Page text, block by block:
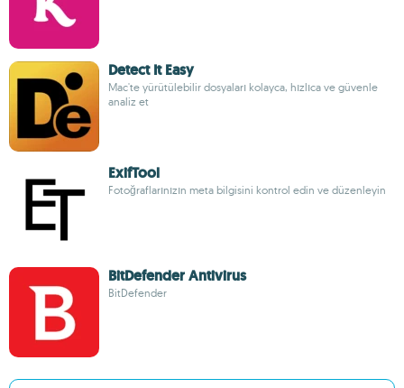
Detect It Easy
Mac'te yürütülebilir dosyaları kolayca, hızlıca ve güvenle
analiz et
ExifTool
Fotoğraflarınızın meta bilgisini kontrol edin ve düzenleyin
BitDefender Antivirus
BitDefender